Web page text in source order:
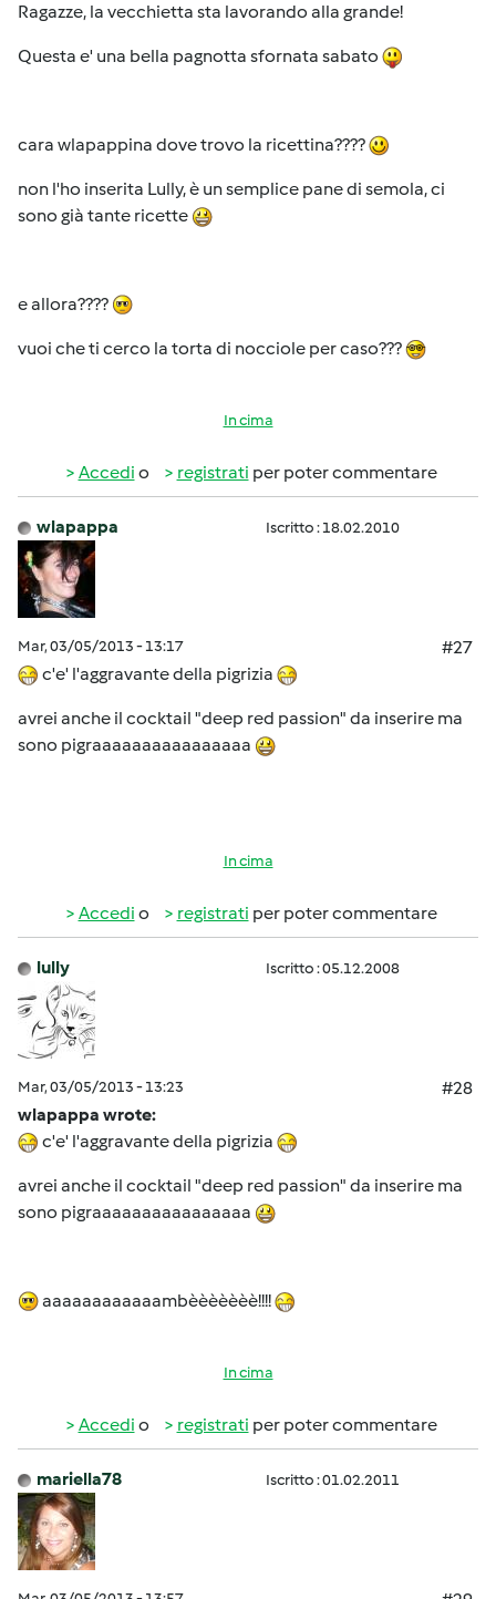
Ragazze, la vecchietta sta lavorando alla grande!
Questa e' una bella pagnotta sfornata sabato
cara wlapappina dove trovo la ricettina????
non l'ho inserita Lully, è un semplice pane di semola, ci
sono già tante ricette
e allora????
vuoi che ti cerco la torta di nocciole per caso???
In cima
Accedi o registrati per poter commentare
wlapappa Iscritto : 18.02.2010
Mar, 03/05/2013 - 13:17
#27
c'e' l'aggravante della pigrizia
avrei anche il cocktail "deep red passion" da inserire ma
sono pigraaaaaaaaaaaaaaaa
In cima
Accedi o registrati per poter commentare
lully Iscritto : 05.12.2008
Mar, 03/05/2013 - 13:23
#28
wlapappa wrote:
c'e' l'aggravante della pigrizia
avrei anche il cocktail "deep red passion" da inserire ma
sono pigraaaaaaaaaaaaaaaa
aaaaaaaaaaaambèèèèèèè!!!!
In cima
Accedi o registrati per poter commentare
mariella78 Iscritto : 01.02.2011